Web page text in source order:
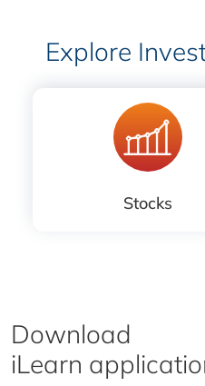
Explore
Stocks
Download
iLearn